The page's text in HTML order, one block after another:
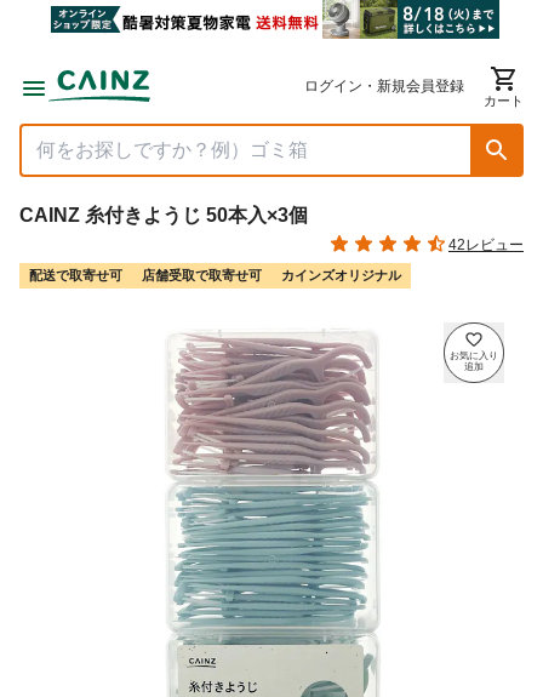
ログイン・新規会員登録
カート
CAINZ 糸付きようじ 50本入×3個
42レビュー
配送で取寄せ可 店舗受取で取寄せ可 カインズオリジナル